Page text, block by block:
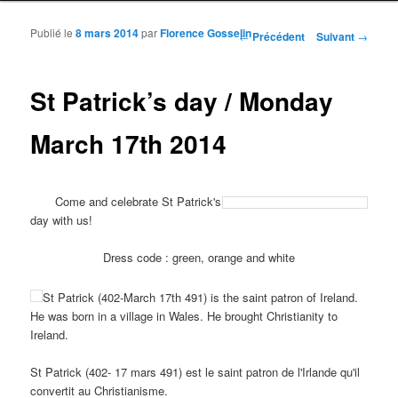
Navigation des articles
←Précédent Suivant →
St Patrick’s day / Monday
March 17th 2014
Publié le8 mars 2014parFlorence Gosselin
Come and celebrate St Patrick's
day with us!
Dress code : green, orange and white
St Patrick (402-March 17th 491) is the saint patron of Ireland.
He was born in a village in Wales. He brought Christianity to
Ireland.
St Patrick (402- 17 mars 491) est le saint patron de l'Irlande qu'il
convertit au Christianisme.